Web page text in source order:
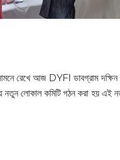
রেখে আজ DYFI ডাবগ্রাম
লোকাল কমিটি গঠন করা হয় এই